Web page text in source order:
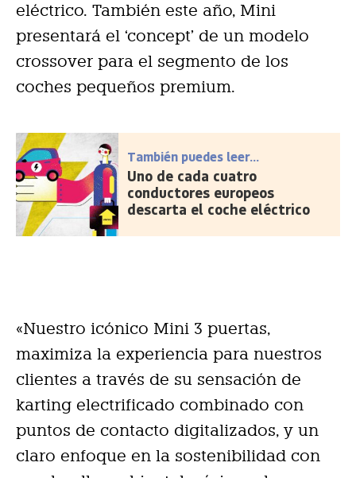
eléctrico. También este año, Mini
presentará el ‘concept’ de un modelo
crossover para el segmento de los
coches pequeños premium.
También puedes leer...
Uno de cada cuatro
conductores europeos
descarta el coche eléctrico
«Nuestro icónico Mini 3 puertas,
maximiza la experiencia para nuestros
clientes a través de su sensación de
karting electrificado combinado con
puntos de contacto digitalizados, y un
claro enfoque en la sostenibilidad con